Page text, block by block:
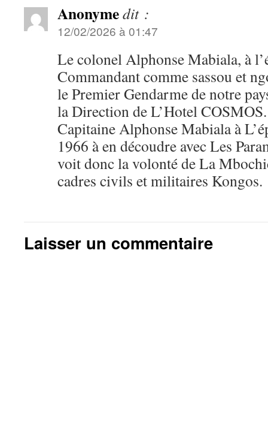
Anonymedit :
12/02/2026 à 01:47
Le colonel Alphonse Mabiala, à
Commandant comme sassou et
le Premier Gendarme de notre
la Direction de L’Hotel
Capitaine Alphonse Mabiala à
1966 à en découdre avec Les
voit donc la volonté de La
cadres civils et militaires Kongos.
Laisser un commentaire